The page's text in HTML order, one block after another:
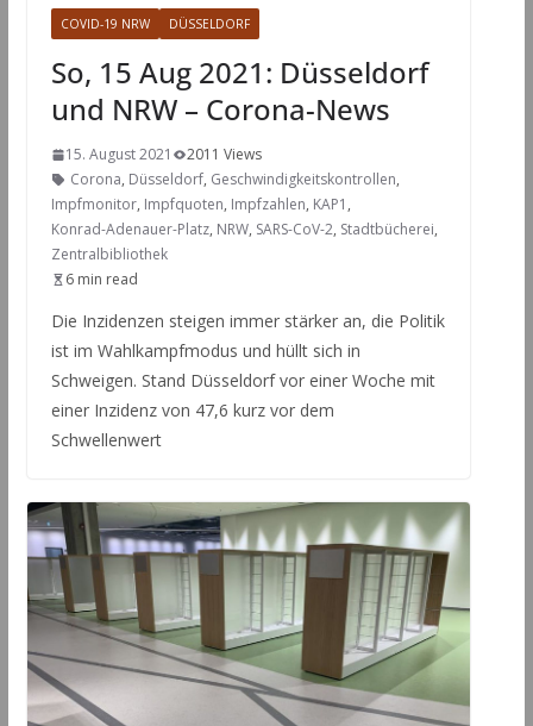
COVID-19 NRW DÜSSELDORF
So, 15 Aug 2021: Düsseldorf
und NRW – Corona-News
15. August 2021
2011 Views
Corona, Düsseldorf, Geschwindigkeitskontrollen,
Impfmonitor, Impfquoten, Impfzahlen, KAP1 ,
Konrad-Adenauer-Platz, NRW, SARS-CoV-2, Stadtbücherei,
Zentralbibliothek
6 min read
Die Inzidenzen steigen immer stärker an, die Politik
ist im Wahlkampfmodus und hüllt sich in
Schweigen. Stand Düsseldorf vor einer Woche mit
einer Inzidenz von 47,6 kurz vor dem
Schwellenwert